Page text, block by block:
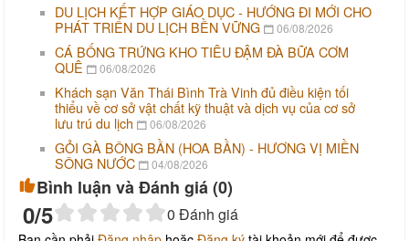
DU LỊCH KẾT HỢP GIÁO DỤC - HƯỚNG ĐI MỚI CHO
PHÁT TRIỂN DU LỊCH BỀN VỮNG
06/08/2026
CÁ BỐNG TRỨNG KHO TIÊU ĐẬM ĐÀ BỮA CƠM
QUÊ
06/08/2026
Khách sạn Văn Thái Bình Trà Vinh đủ điều kiện tối
thiểu về cơ sở vật chất kỹ thuật và dịch vụ của cơ sở
lưu trú du lịch
06/08/2026
GỎI GÀ BÔNG BẦN (HOA BẦN) - HƯƠNG VỊ MIỀN
SÔNG NƯỚC
04/08/2026
Bình luận và Đánh giá (0)
0/5 0 Đánh giá